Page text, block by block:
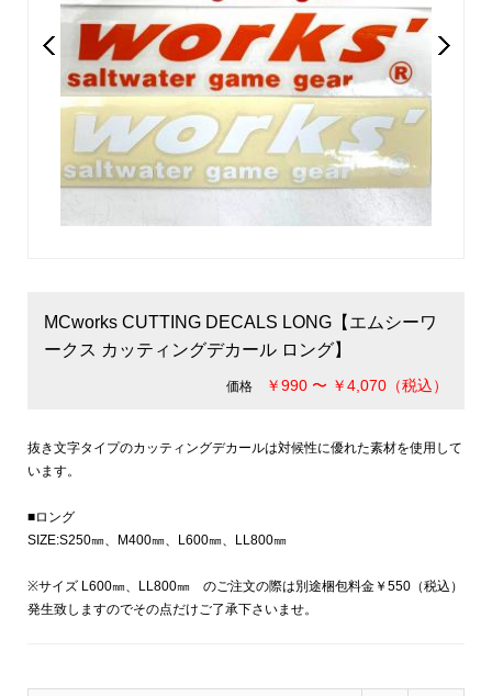
MCworks CUTTING DECALS LONG【エムシーワ
ークス カッティングデカール ロング】
価格 ￥990 〜 ￥4,070（税込）
抜き文字タイプのカッティングデカールは対候性に優れた素材を使用して
います。
■ロング
SIZE:S250㎜、M400㎜、L600㎜、LL800㎜
※サイズ L600㎜、LL800㎜ のご注文の際は別途梱包料金￥550（税込）
発生致しますのでその点だけご了承下さいませ。